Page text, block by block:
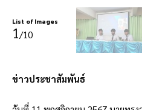
List of Images
1/10
ข่าวประชาสัมพันธ์